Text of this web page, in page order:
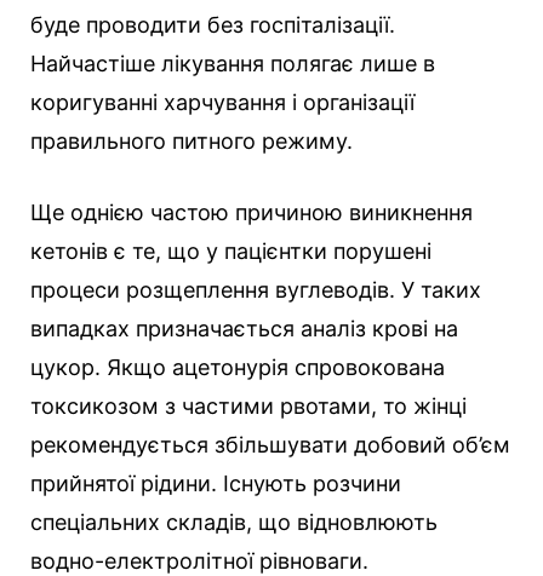
буде проводити без госпіталізації.
Найчастіше лікування полягає лише в
коригуванні харчування і організації
правильного питного режиму.
Ще однією частою причиною виникнення
кетонів є те, що у пацієнтки порушені
процеси розщеплення вуглеводів. У таких
випадках призначається аналіз крові на
цукор. Якщо ацетонурія спровокована
токсикозом з частими рвотами, то жінці
рекомендується збільшувати добовий об’єм
прийнятої рідини. Існують розчини
спеціальних складів, що відновлюють
водно-електролітної рівноваги.